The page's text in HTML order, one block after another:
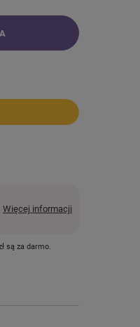
Więcej informacji
są za darmo.